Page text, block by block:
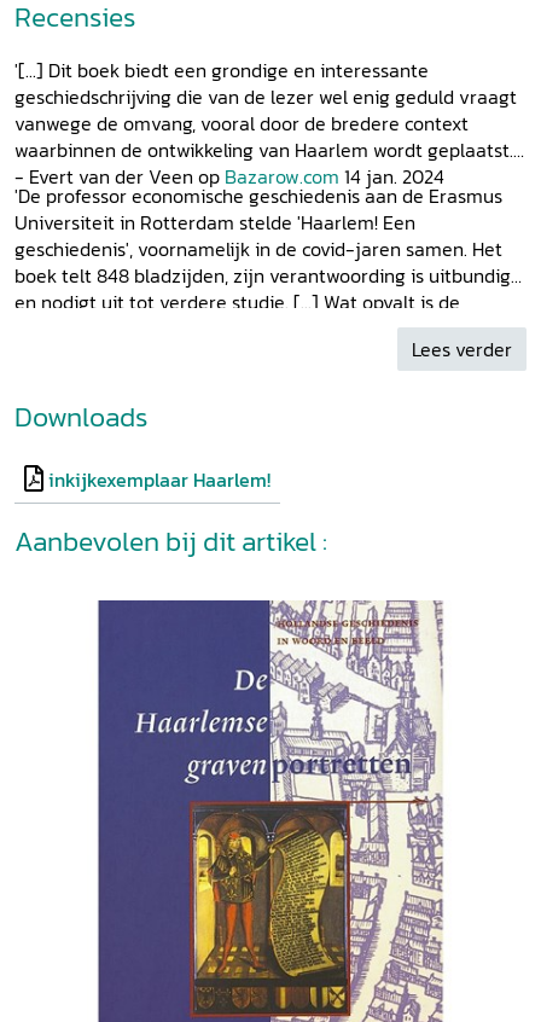
economisch, religieus en cultureel andere eisen gesteld dan
kwamen bij belangrijke burgers te liggen. Ook het sociale,
religieuze en culturele leven paste zich toen en telkens
opnieuw aan als de stad een nieuwe fase van ontwikkeling
doormaakte. Soms gebeurde dat geleidelijk, soms met
geweld. In dit boek is geprobeerd het economische, sociale,
politieke en culturele leven in Haarlem en van de plaats
van die stad in haar omgeving vanaf de eerste oorsprong
tot de huidige tijd in zijn samenhang te beschrijven.
Recensies
'[...] Dit boek biedt een grondige en interessante
geschiedschrijving die van de lezer wel enig geduld vraagt
vanwege de omvang, vooral door de bredere context
waarbinnen de ontwikkeling van Haarlem wordt geplaatst.'
- Evert van der Veen op Bazarow.com 14 jan. 2024
'De professor economische geschiedenis aan de Erasmus
Universiteit in Rotterdam stelde 'Haarlem! Een
geschiedenis', voornamelijk in de covid-jaren samen. Het
boek telt 848 bladzijden, zijn verantwoording is uitbundig
en nodigt uit tot verdere studie. [...] Wat opvalt is de
helderheid van schrijven, de nauwgezette ordening van
verhalen, de enorme informatiedichtheid en zijn smakelijk
Jaap Timmers in
Lees verder
Downloads
inkijkexemplaar Haarlem!
Aanbevolen bij dit artikel :